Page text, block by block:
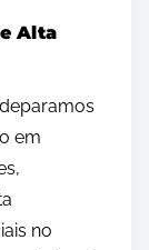
Alta
em
no